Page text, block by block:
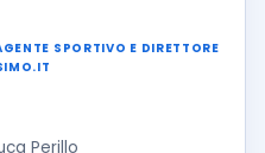
SPORTIVO E DIRETTORE
Perillo